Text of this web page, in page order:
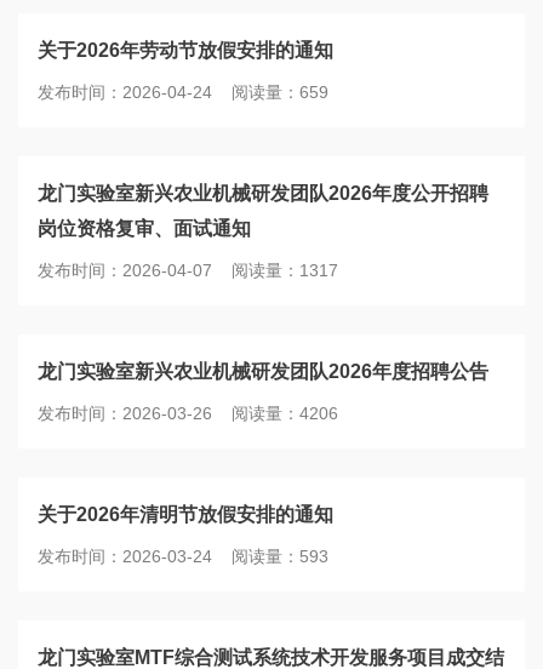
关于2026年劳动节放假安排的通知
发布时间：2026-04-24 阅读量：659
龙门实验室新兴农业机械研发团队2026年度公开招聘
岗位资格复审、面试通知
发布时间：2026-04-07 阅读量：1317
龙门实验室新兴农业机械研发团队2026年度招聘公告
发布时间：2026-03-26 阅读量：4206
关于2026年清明节放假安排的通知
发布时间：2026-03-24 阅读量：593
龙门实验室MTF综合测试系统技术开发服务项目成交结